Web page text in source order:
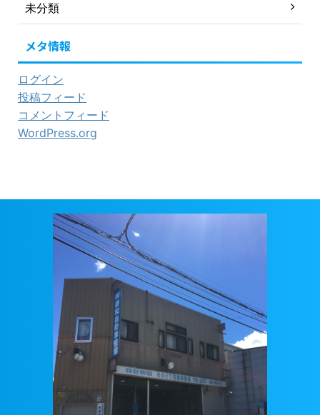
未分類
メタ情報
ログイン
投稿フィード
コメントフィード
WordPress.org